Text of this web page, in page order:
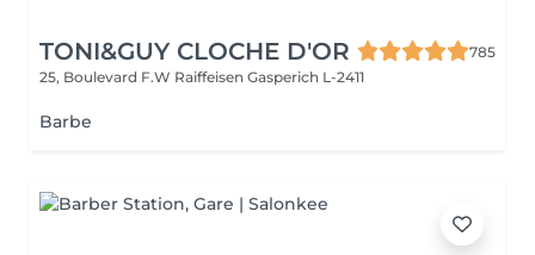
TONI&GUY CLOCHE D'OR
785
25, Boulevard F.W Raiffeisen Gasperich L-2411
Barbe